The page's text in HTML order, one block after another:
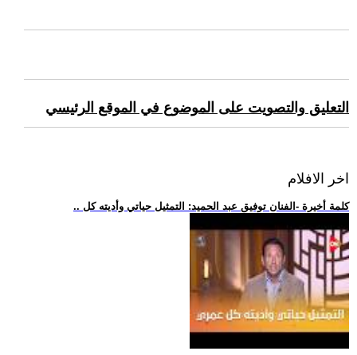
التعليق والتصويت على الموضوع في الموقع الرئيسي
اخر الافلام
.. كلمة أخيرة -الفنان توفيق عبد الحميد: التمثيل حياتي وأديته كل